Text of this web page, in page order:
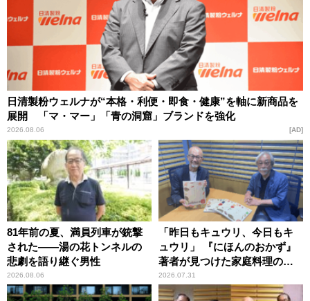
日清製粉ウェルナが“本格・利便・即食・健康”を軸に新商品を
展開 「マ・マー」「青の洞窟」ブランドを強化
2026.08.06 AD
81年前の夏、満員列車が銃撃
された――湯の花トンネルの
悲劇を語り継ぐ男性
2026.08.06
「昨日もキュウリ、今日もキ
ュウリ」 『にほんのおかず』
著者が見つけた家庭料理の知
恵
2026.07.31